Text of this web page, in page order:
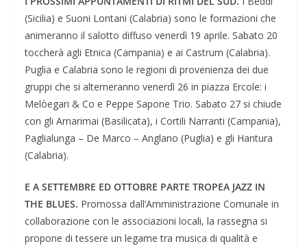
(Sicilia) e Suoni Lontani (Calabria) sono le formazioni che
animeranno il salotto diffuso venerdì 19 aprile. Sabato 20
toccherà agli Etnica (Campania) e ai Castrum (Calabria).
Puglia e Calabria sono le regioni di provenienza dei due
gruppi che si alterneranno venerdì 26 in piazza Ercole: i
Melòegari & Co e Peppe Sapone Trio. Sabato 27 si chiude
con gli Amarimai (Basilicata), i Cortili Narranti (Campania),
Paglialunga – De Marco – Anglano (Puglia) e gli Hantura
(Calabria).
E A SETTEMBRE ED OTTOBRE PARTE TROPEA JAZZ IN
THE BLUES. Promossa dall’Amministrazione Comunale in
collaborazione con le associazioni locali, la rassegna si
propone di tessere un legame tra musica di qualità e